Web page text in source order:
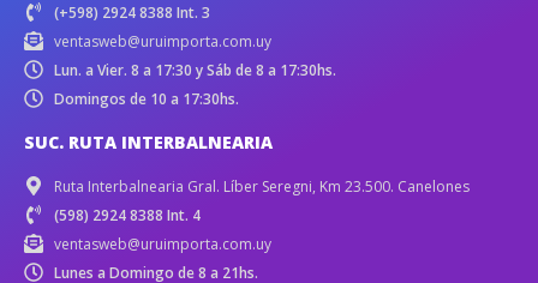
(+598) 2924 8388 Int. 3
ventasweb@uruimporta.com.uy
Lun. a Vier. 8 a 17:30 y Sáb de 8 a 17:30hs.
Domingos de 10 a 17:30hs.
SUC. RUTA INTERBALNEARIA
Ruta Interbalnearia Gral. Líber Seregni, Km 23.500. Canelones
(598) 2924 8388 Int. 4
ventasweb@uruimporta.com.uy
Lunes a Domingo de 8 a 21hs.